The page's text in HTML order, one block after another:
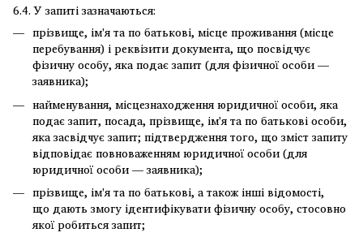
6.4. У запиті зазначаються:
прізвище, ім'я та по батькові, місце проживання (місце
перебування) і реквізити документа, що посвідчує
фізичну особу, яка подає запит (для фізичної особи —
заявника);
найменування, місцезнаходження юридичної особи, яка
подає запит, посада, прізвище, ім'я та по батькові особи,
яка засвідчує запит; підтвердження того, що зміст запиту
відповідає повноваженням юридичної особи (для
юридичної особи — заявника);
прізвище, ім'я та по батькові, а також інші відомості,
що дають змогу ідентифікувати фізичну особу, стосовно
якої робиться запит;